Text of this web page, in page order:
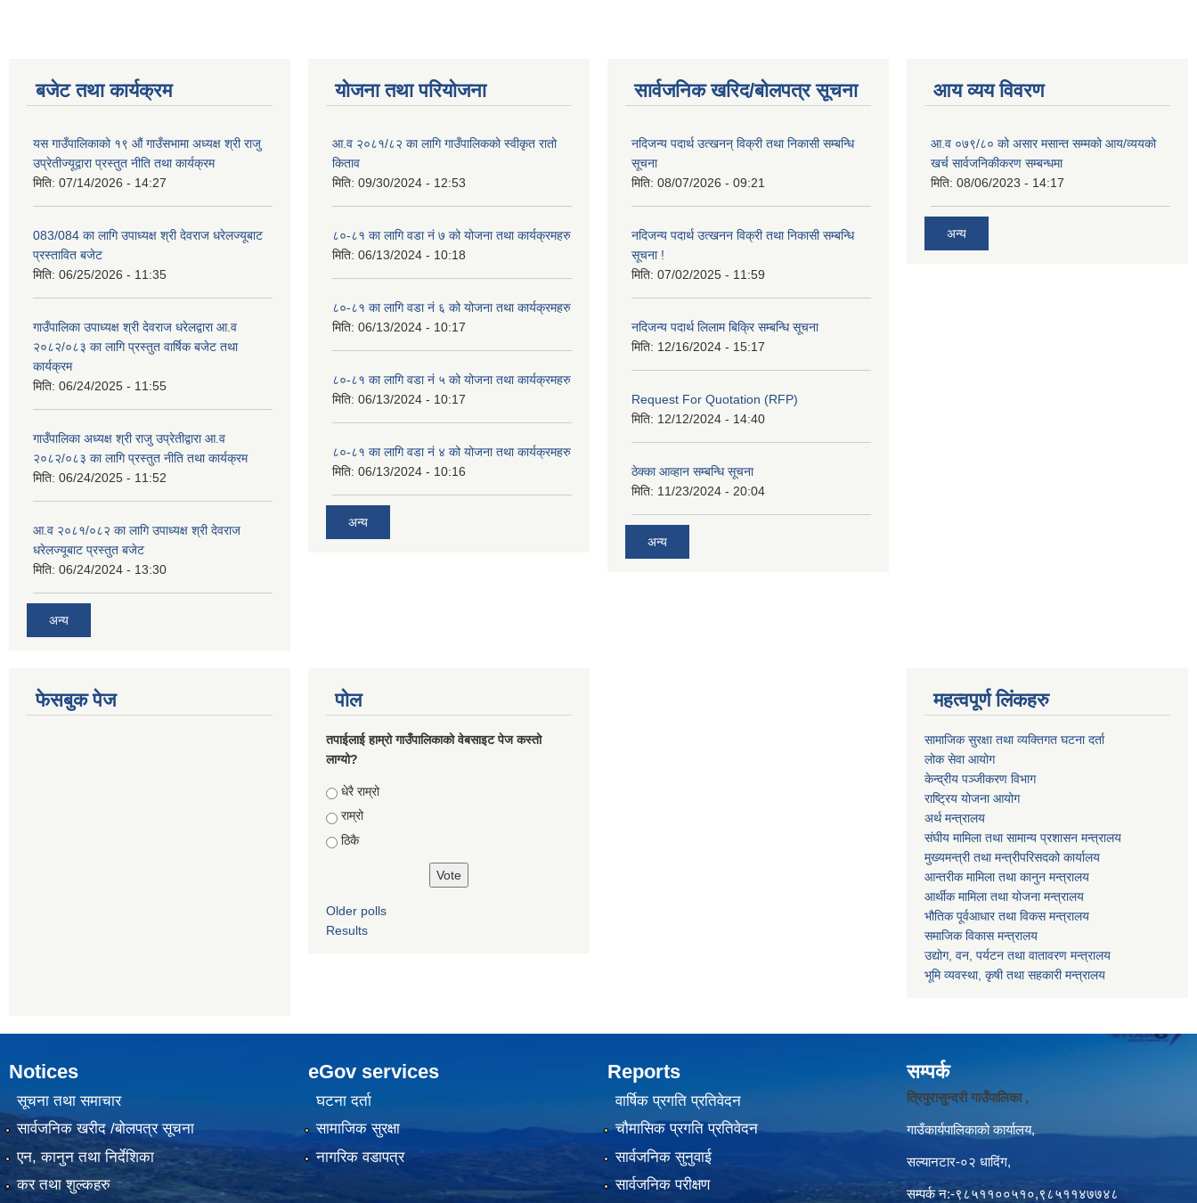
बजेट तथा कार्यक्रम
यस गाउँपालिकाको १९ औं गाउँसभामा अध्यक्ष श्री राजु
उप्रेतीज्यूद्वारा प्रस्तुत नीति तथा कार्यक्रम
मिति: 07/14/2026 - 14:27
083/084 का लागि उपाध्यक्ष श्री देवराज धरेलज्यूबाट
प्रस्तावित बजेट
मिति: 06/25/2026 - 11:35
गाउँपालिका उपाध्यक्ष श्री देवराज धरेलद्वारा आ.व
२०८२/०८३ का लागि प्रस्तुत वार्षिक बजेट तथा
कार्यक्रम
मिति: 06/24/2025 - 11:55
गाउँपालिका अध्यक्ष श्री राजु उप्रेतीद्वारा आ.व
२०८२/०८३ का लागि प्रस्तुत नीति तथा कार्यक्रम
मिति: 06/24/2025 - 11:52
आ.व २०८१/०८२ का लागि उपाध्यक्ष श्री देवराज
धरेलज्यूबाट प्रस्तुत बजेट
मिति: 06/24/2024 - 13:30
अन्य
योजना तथा परियोजना
आ.व २०८१/८२ का लागि गाउँपालिकको स्वीकृत रातो
किताव
मिति: 09/30/2024 - 12:53
८०-८१ का लागि वडा नं ७ को योजना तथा कार्यक्रमहरु
मिति: 06/13/2024 - 10:18
८०-८१ का लागि वडा नं ६ को योजना तथा कार्यक्रमहरु
मिति: 06/13/2024 - 10:17
८०-८१ का लागि वडा नं ५ को योजना तथा कार्यक्रमहरु
मिति: 06/13/2024 - 10:17
८०-८१ का लागि वडा नं ४ को योजना तथा कार्यक्रमहरु
मिति: 06/13/2024 - 10:16
अन्य
सार्वजनिक खरिद/बोलपत्र सूचना
नदिजन्य पदार्थ उत्खनन् विक्री तथा निकासी सम्बन्धि
सूचना
मिति: 08/07/2026 - 09:21
नदिजन्य पदार्थ उत्खनन विक्री तथा निकासी सम्बन्धि
सूचना !
मिति: 07/02/2025 - 11:59
नदिजन्य पदार्थ लिलाम बिक्रि सम्बन्धि सूचना
मिति: 12/16/2024 - 15:17
Request For Quotation (RFP)
मिति: 12/12/2024 - 14:40
ठेक्का आव्हान सम्बन्धि सूचना
मिति: 11/23/2024 - 20:04
अन्य
आय व्यय विवरण
आ.व ०७९/८० को असार मसान्त सम्मको आय/व्ययको
खर्च सार्वजनिकीकरण सम्बन्धमा
मिति: 08/06/2023 - 14:17
अन्य
फेसबुक पेज पोल
तपाईलाई हाम्रो गाउँपालिकाको वेबसाइट पेज कस्तो
लाग्यो?
Choices
धेरै राम्रो
राम्रो
ठिकै
Older polls
Results
महत्वपूर्ण लिंकहरु
सामाजिक सुरक्षा तथा व्यक्तिगत घटना दर्ता
लोक सेवा आयोग
केन्द्रीय पञ्जीकरण विभाग
राष्ट्रिय योजना आयोग
अर्थ मन्त्रालय
संघीय मामिला तथा सामान्य प्रशासन मन्त्रालय
मुख्यमन्त्री तथा मन्त्रीपरिसदको कार्यालय
आन्तरीक मामिला तथा कानुन मन्त्रालय
आर्थीक मामिला तथा योजना मन्त्रालय
भौतिक पूर्वआधार तथा विकस मन्त्रालय
समाजिक विकास मन्त्रालय
उद्योग, वन, पर्यटन तथा वातावरण मन्त्रालय
भूमि व्यवस्था, कृषी तथा सहकारी मन्त्रालय
Notices
सूचना तथा समाचार
सार्वजनिक खरीद /बोलपत्र सूचना
एन, कानुन तथा निर्देशिका
कर तथा शुल्कहरु
eGov services
घटना दर्ता
सामाजिक सुरक्षा
नागरिक वडापत्र
Reports
वार्षिक प्रगति प्रतिवेदन
चौमासिक प्रगति प्रतिवेदन
सार्वजनिक सुनुवाई
सार्वजनिक परीक्षण
सम्पर्क
त्रिपुरासुन्दरी गाउँपालिका ,
गाउँकार्यपालिकाको कार्यालय,
सल्यानटार-०२ धादिंग,
सम्पर्क न:-९८५११००५१०,९८५११४७७४८